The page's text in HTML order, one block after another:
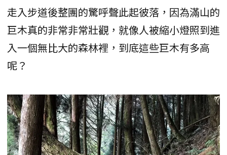
走入步道後整團的驚呼聲此起彼落，因為滿山的
巨木真的非常非常壯觀，就像人被縮小燈照到進
入一個無比大的森林裡，到底這些巨木有多高
呢？